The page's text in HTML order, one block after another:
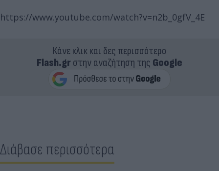
https://www.youtube.com/watch?v=n2b_0gfV_4E
Κάνε κλικ και δες περισσότερο
Flash.grστην αναζήτηση της Google
Διάβασε περισσότερα